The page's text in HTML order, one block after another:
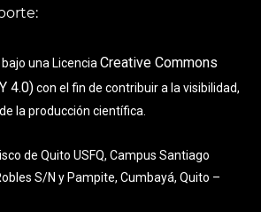
una Licencia Creative Commons
4.0)con el fin de contribuir a la visibilidad,
la producción científica.
de Quito USFQ, Campus Santiago
S/N y Pampite, Cumbayá, Quito –